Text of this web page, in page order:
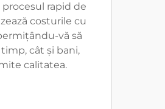
rapid de
costurile cu
vă să
cât și bani,
calitatea.